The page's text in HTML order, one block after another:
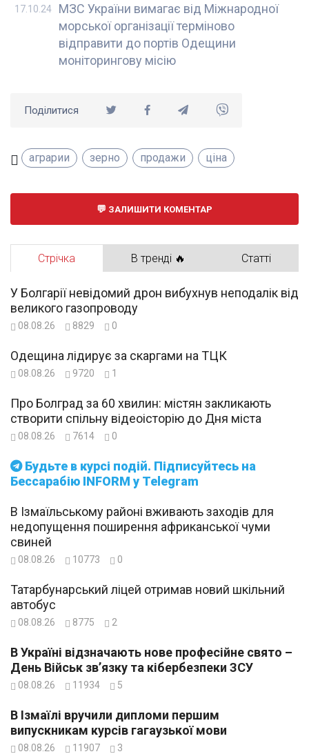
МЗС України вимагає від Міжнародної
морської організації терміново
відправити до портів Одещини
моніторингову місію
17.10.24
Поділитися
аграрии зерно продажи ціна
ЗАЛИШИТИ КОМЕНТАР
Стрічка В тренді 🔥 Статті
Будьте в курсі подій. Підписуйтесь на
Бессарабію INFORM у Telegram
У Болгарії невідомий дрон вибухнув неподалік від
великого газопроводу
08.08.26 8829 0
Одещина лідирує за скаргами на ТЦК
08.08.26 9720 1
Про Болград за 60 хвилин: містян закликають
створити спільну відеоісторію до Дня міста
08.08.26 7614 0
В Ізмаїльському районі вживають заходів для
недопущення поширення африканської чуми
свиней
08.08.26 10773 0
Татарбунарський ліцей отримав новий шкільний
автобус
08.08.26 8775 2
В Україні відзначають нове професійне свято –
День Військ зв’язку та кібербезпеки ЗСУ
08.08.26 11934 5
В Ізмаїлі вручили дипломи першим
випускникам курсів гагаузької мови
08.08.26 11907 3